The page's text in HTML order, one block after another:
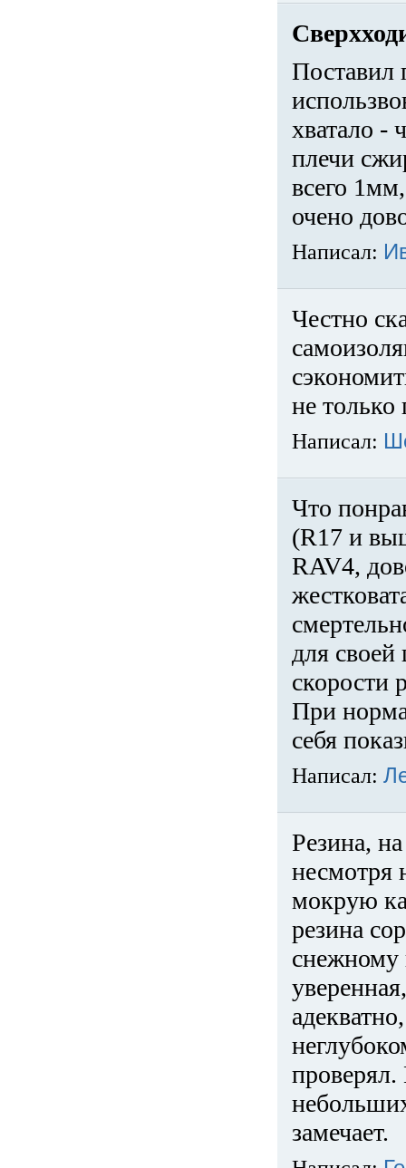
Поставил
хватало -
плечи
всего
очено
Написал:
Честно
не только
Написал:
Что
(R17 и
RAV4,
для
скорости
При
себя
Написал:
Резина,
несмотря
мокрую
резина
снежному
замечает.